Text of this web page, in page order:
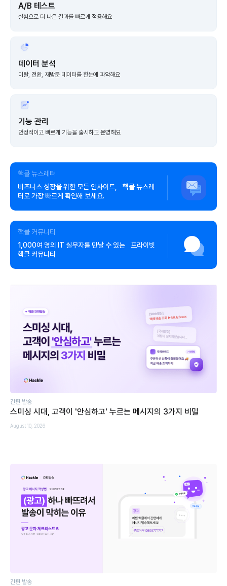
A/B 테스트
실험으로 더 나은 결과를 빠르게 적용해요
데이터 분석
이탈, 전환, 재방문 데이터를 한눈에 파악해요
기능 관리
안정적이고 빠르게 기능을 출시하고 운영해요
핵클 뉴스레터
비즈니스 성장을 위한 모든 인사이트, 핵클 뉴스레
터로 가장 빠르게 확인해 보세요.
핵클 커뮤니티
1,000여 명의 IT 실무자를 만날 수 있는 프라이빗
핵클 커뮤니티
간편 발송
스미싱 시대, 고객이 '안심하고' 누르는 메시지의 3가지 비밀
August 10, 2026
간편 발송